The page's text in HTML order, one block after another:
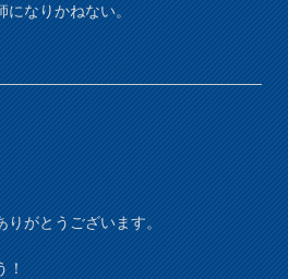
になりかねない。
りがとうございます。
！